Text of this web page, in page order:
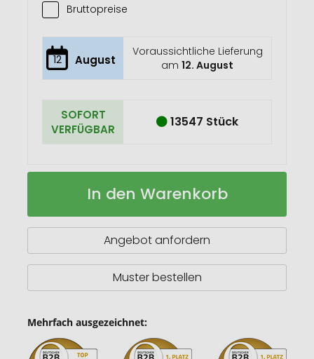
Bruttopreise
12 August
Voraussichtliche Lieferung
am12. August
SOFORT
VERFÜGBAR
13547 Stück
Felta
GRS-
mit
Boden
L
Auf
In den Warenkorb
Angebot anfordern
Muster bestellen
Mehrfach ausgezeichnet: